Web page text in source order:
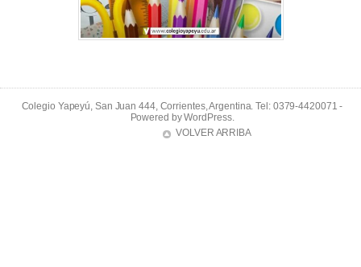
Colegio Yapeyú, San Juan 444, Corrientes, Argentina. Tel: 0379-4420071 -
Powered byWordPress.
VOLVER ARRIBA